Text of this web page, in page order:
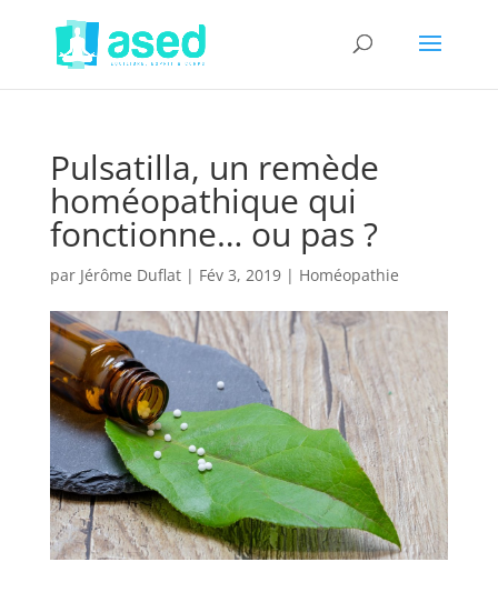
Pulsatilla, un remède
homéopathique qui
fonctionne… ou pas ?
par Jérôme Duflat| Fév 3, 2019| Homéopathie